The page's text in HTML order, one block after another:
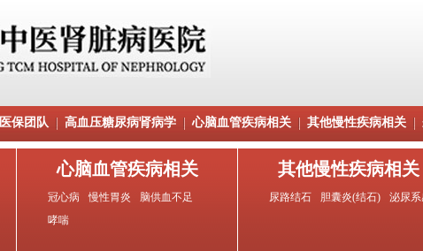
医保团队 高血压糖尿病肾病学 心脑血管疾病相关 其他慢性疾病相关
心脑血管疾病相关
冠心病 慢性胃炎
脑供血不足
哮喘
其他慢性疾病相关
尿路结石 胆囊炎(结石) 泌尿